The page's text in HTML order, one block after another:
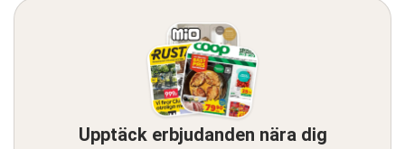
Upptäck erbjudanden nära dig